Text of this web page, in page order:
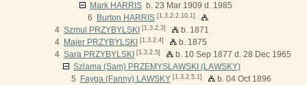
Mark HARRIS b. 23 Mar 1909 d. 1985
6
Burton HARRIS [1.3.2.2.10.1]
4 Szmul PRZYBYLSKI [1.3.2.3]
b. 1871
4 Majer PRZYBYLSKI [1.3.2.4]
b. 1875
4 Sara PRZYBYLSKI [1.3.2.5]
b. 10 Sep 1877 d. 28 Dec 1965
Szlama (Sam) PRZEMYSLAWSKI (LAWSKY)
5
Fayga (Fanny) LAWSKY [1.3.2.5.1]
b. 04 Oct 1896